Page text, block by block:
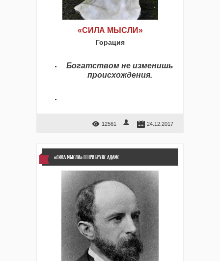
«СИЛА МЫСЛИ»
Горация
Богатством не изменишь
происхождения.
12561 24.12.2017
«СИЛА МЫСЛИ» ГЕНРИ БРУКС АДАМС